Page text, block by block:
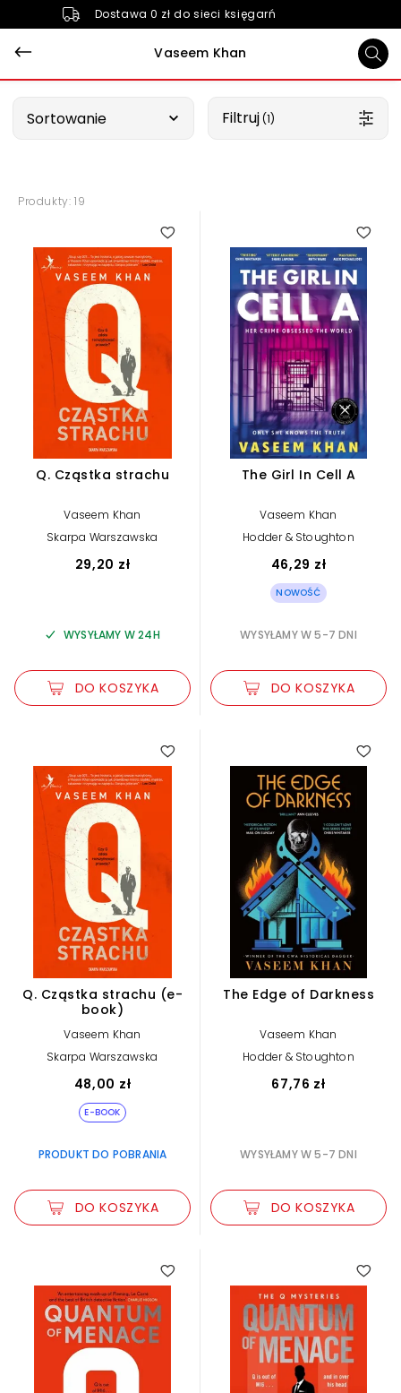
Dostawa 0 zł do sieci księgarń
Vaseem Khan
Sortowanie Filtruj (1)
Produkty: 19
Q. Cząstka strachu
Vaseem Khan
Skarpa Warszawska
29,20 zł
WYSYŁAMY W 24H
DO KOSZYKA
The Girl In Cell A
Vaseem Khan
Hodder & Stoughton
46,29 zł
NOWOŚĆ
WYSYŁAMY W 5-7 DNI
DO KOSZYKA
Q. Cząstka strachu (e-
book)
Vaseem Khan
Skarpa Warszawska
48,00 zł
E-BOOK
PRODUKT DO POBRANIA
DO KOSZYKA
The Edge of Darkness
Vaseem Khan
Hodder & Stoughton
67,76 zł
WYSYŁAMY W 5-7 DNI
DO KOSZYKA